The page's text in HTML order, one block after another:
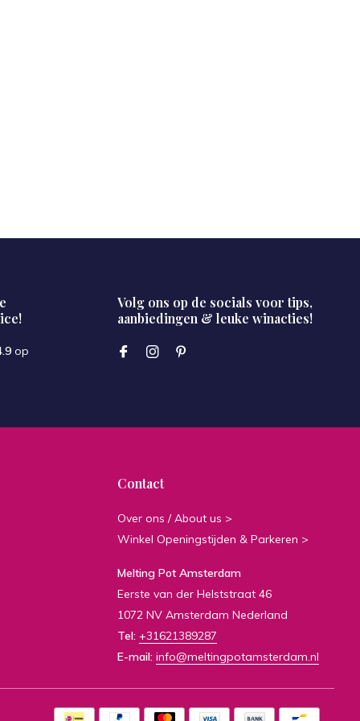
op
Volg ons op de socials voor tips,
aanbiedingen & leuke winacties!
Contact
Over ons / About us >
Winkel Openingstijden & Parkeren >
Melting Pot Amsterdam
Eerste van der Helststraat 46
1072 NV Amsterdam Nederland
Tel: +31621389287
E-mail: info@meltingpotamsterdam.nl